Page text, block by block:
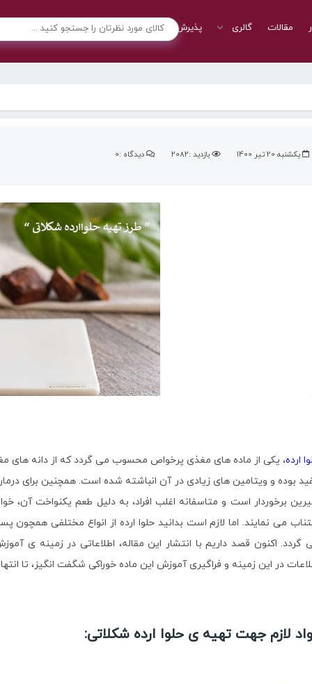
مقالات گالری پذیرش نمایندگی تماس با ما
یکشنبه 20 تیر 1400 بازدید :2082 دیدگاه :0
ارده، یکی از ماده های مغذی پرخواص محسوب می گردد که از دانه های
بوده و ویتامین های زیادی در آن انباشته شده است. همچنین برای
برخوردار است و متاسفانه اغلب افراد، به دلیل طعم یکنواخت
می نمایند. اما لازم است بدانید حلوا ارده از انواع مختلفی
گردد. اکنون قصد داریم با انتشار این مقاله، اطلاعاتی در زمینه ی
در این زمینه و فراگیری آموزش این ماده خوراکی شگفت انگیز، تا
لازم جهت تهیه ی حلوا ارده شکلاتی: